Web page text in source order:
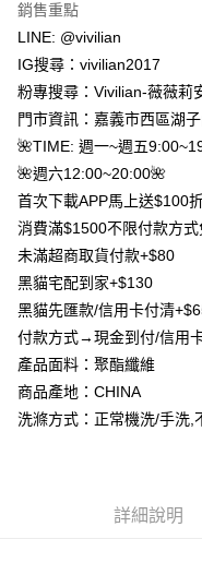
台新國際商業銀行
台灣樂天信用卡公司
大哥付你分期
相關說明
【大哥付你分期使用說明】
1.本服務由台灣大哥大提供，
2.付款方式選擇「大哥付你分
流程，驗證手機門號後，選擇
成交易。
3.實際核准額度、可分期數及
4.訂單成立30分鐘內，如未前
消。如遇「轉專審核」未通過
法說明評估內容。
【繳款方式說明】
醒簡訊。
2.透過簡訊連結打開帳單後，
帳／街口支付／iPASS
【注意事項】
1.本服務係由「台灣大哥大股
買賣價金債權讓與本公司後，
3.完整用戶服務條款，請詳閱
AFTEE先享後付
相關說明
【關於「AFTEE先享後付」】
便利好安心！
１．簡單：不需註冊會員、不
２．便利：只要手機號碼，簡
３．安心：先確認商品／服務
【「AFTEE先享後付」結帳流
結帳頁面，進行簡訊認證並確
２．訂單成立數日內，您將收
３．收到繳費通知簡訊後14天
ATM／網路銀行／等多元方式
※ 請注意：結帳手續完成當下
購買商品的店家。未經商家同
ATM付款
貨到付款
運送方式
全家取貨付款
每筆NT$80，滿NT$1,500(
7-11取貨付款
每筆NT$80，滿NT$1,500(
先付款宅配到府
每筆NT$130，滿
銷售重點
LINE: @vivilian
IG搜尋：vivilian2017
粉專搜尋：Vivilian-薇薇莉
門市資訊：嘉義市西區湖
🌺TIME: 週一~週五
🌺週六12:00~20:00🌺
首次下載APP馬上送$100
消費滿$1500不限付款方式
未滿超商取貨付款+$80
黑貓宅配到家+$130
黑貓先匯款/信用卡付清
付款方式→現金到付/信用
產品面料：聚酯纖維
商品產地：CHINA
洗滌方式：正常機洗/手洗,
詳細說明